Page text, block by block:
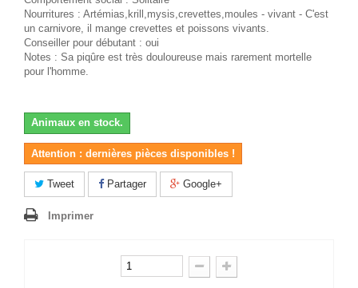
Nourritures : Artémias,krill,mysis,crevettes,moules - vivant - C'est
un carnivore, il mange crevettes et poissons vivants.
Conseiller pour débutant : oui
Notes : Sa piqûre est très douloureuse mais rarement mortelle
pour l'homme.
Animaux en stock.
Attention : dernières pièces disponibles !
Tweet Partager Google+
Imprimer